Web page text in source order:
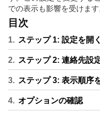
での表示も影響を受けます
目次
ステップ 1: 設定を開く
ステップ 2: 連絡先設
ステップ 3: 表示順序
オプションの確認